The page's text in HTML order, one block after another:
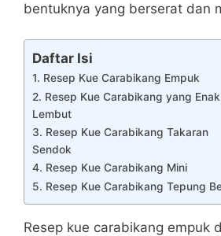
bentuknya yang berserat dan
Daftar Isi
1. Resep Kue Carabikang Empuk
2. Resep Kue Carabikang yang
Lembut
3. Resep Kue Carabikang Takaran
Sendok
4. Resep Kue Carabikang Mini
5. Resep Kue Carabikang Tepung
Resep kue carabikang empuk